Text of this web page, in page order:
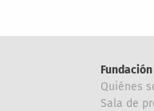
Fundación
Quiénes
Sala de